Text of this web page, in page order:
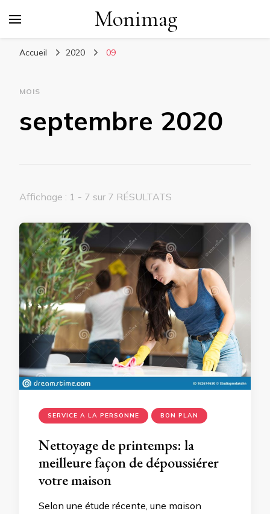
Monimag
Accueil 2020 09
MOIS
septembre 2020
Affichage : 1 - 7 sur 7 RÉSULTATS
SERVICE A LA PERSONNE BON PLAN
Nettoyage de printemps: la
meilleure façon de dépoussiérer
votre maison
Selon une étude récente, une maison